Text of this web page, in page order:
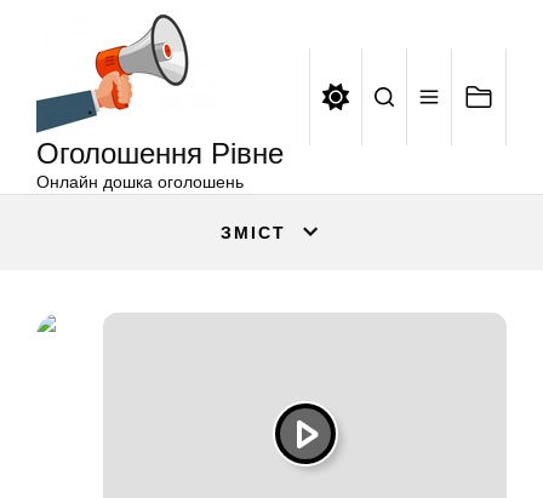
Оголошення Рівне
Онлайн дошка оголошень
ЗМІСТ